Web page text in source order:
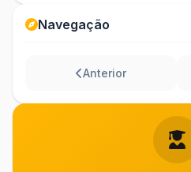
Navegação
Anterior